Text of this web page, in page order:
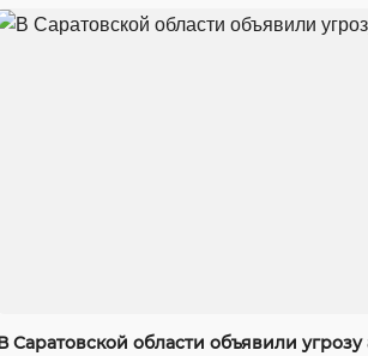
Саратовской области объявили